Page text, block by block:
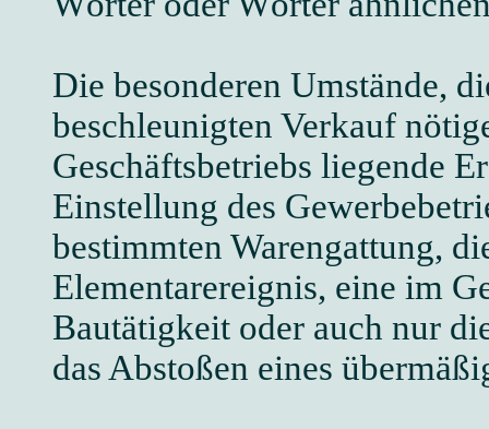
Die besonderen Umstände,
beschleunigten Verkauf
Geschäftsbetriebs liegende
Einstellung des
bestimmten Warengattung,
Elementarereignis, eine im
Bautätigkeit oder auch nur
das Abstoßen eines